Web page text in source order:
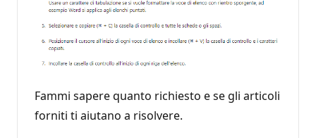
Fammi sapere quanto richiesto e se gli articoli
forniti ti aiutano a risolvere.